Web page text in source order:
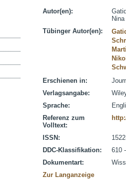
Autor(en):
Tübinger Autor(en):
Erschienen in:
Verlagsangabe:
Sprache:
Referenz zum
Volltext:
ISSN:
DDC-Klassifikation:
610
Dokumentart:
Zur Langanzeige